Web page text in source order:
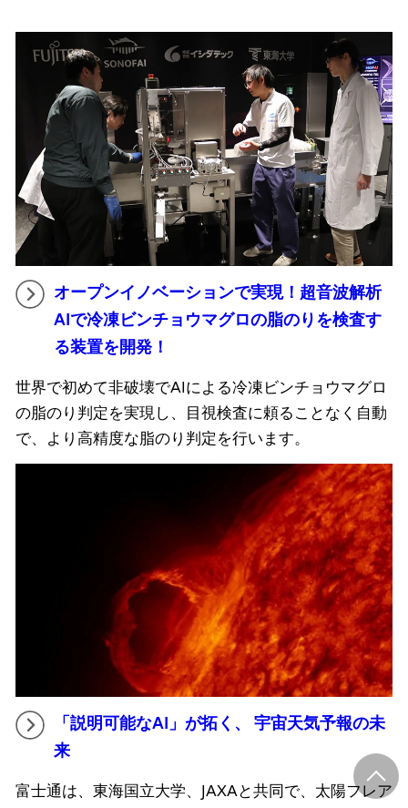
オープンイノベーションで実現！超音波解析
AIで冷凍ビンチョウマグロの脂のりを検査す
る装置を開発！
世界で初めて非破壊でAIによる冷凍ビンチョウマグロ
の脂のり判定を実現し、目視検査に頼ることなく自動
で、より高精度な脂のり判定を行います。
「説明可能なAI」が拓く、 宇宙天気予報の未
来
富士通は、東海国立大学、JAXAと共同で、太陽フレア